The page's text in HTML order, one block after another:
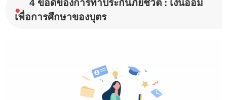
●
4 ข้อดีของการทำประกันภัยชีวิต : เงินออม
เพื่อการศึกษาของบุตร